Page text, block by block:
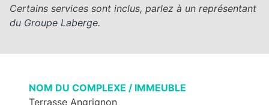
Certains services sont inclus, parlez à un représentant
du Groupe Laberge.
NOM DU COMPLEXE / IMMEUBLE
Terrasse Angrignon